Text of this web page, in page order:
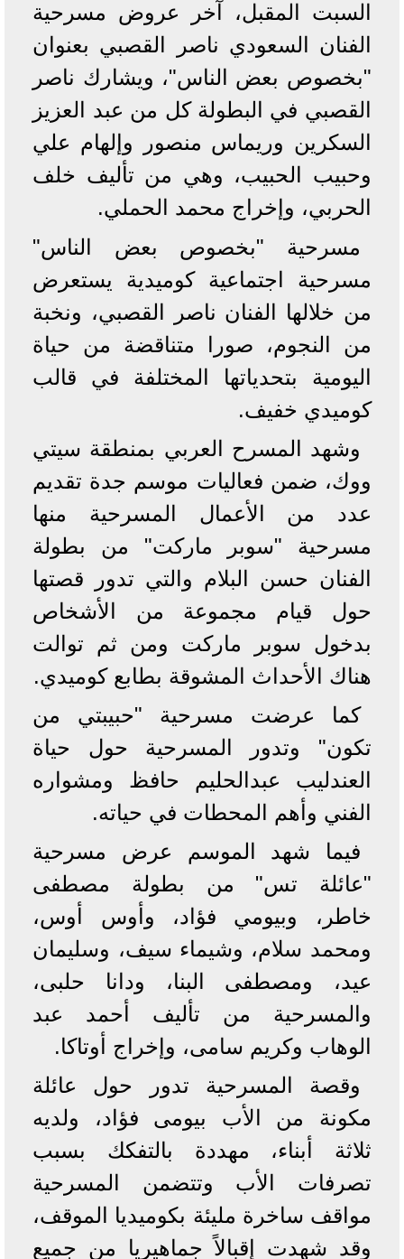
السبت المقبل، آخر عروض مسرحية
الفنان السعودي ناصر القصبي بعنوان
"بخصوص بعض الناس"، ويشارك ناصر
القصبي في البطولة كل من عبد العزيز
السكرين وريماس منصور وإلهام علي
وحبيب الحبيب، وهي من تأليف خلف
الحربي، وإخراج محمد الحملي.
مسرحية "بخصوص بعض الناس"
مسرحية اجتماعية كوميدية يستعرض
من خلالها الفنان ناصر القصبي، ونخبة
من النجوم، صورا متناقضة من حياة
اليومية بتحدياتها المختلفة في قالب
كوميدي خفيف.
وشهد المسرح العربي بمنطقة سيتي
ووك، ضمن فعاليات موسم جدة تقديم
عدد من الأعمال المسرحية منها
مسرحية "سوبر ماركت" من بطولة
الفنان حسن البلام والتي تدور قصتها
حول قيام مجموعة من الأشخاص
بدخول سوبر ماركت ومن ثم توالت
هناك الأحداث المشوقة بطابع كوميدي.
كما عرضت مسرحية "حبيبتي من
تكون" وتدور المسرحية حول حياة
العندليب عبدالحليم حافظ ومشواره
الفني وأهم المحطات في حياته.
فيما شهد الموسم عرض مسرحية
"عائلة تس" من بطولة مصطفى
خاطر، وبيومي فؤاد، وأوس أوس،
ومحمد سلام، وشيماء سيف، وسليمان
عيد، ومصطفى البنا، ودانا حلبى،
والمسرحية من تأليف أحمد عبد
الوهاب وكريم سامى، وإخراج أوتاكا.
وقصة المسرحية تدور حول عائلة
مكونة من الأب بيومى فؤاد، ولديه
ثلاثة أبناء، مهددة بالتفكك بسبب
تصرفات الأب وتتضمن المسرحية
مواقف ساخرة مليئة بكوميديا الموقف،
وقد شهدت إقبالاً جماهيريا من جميع